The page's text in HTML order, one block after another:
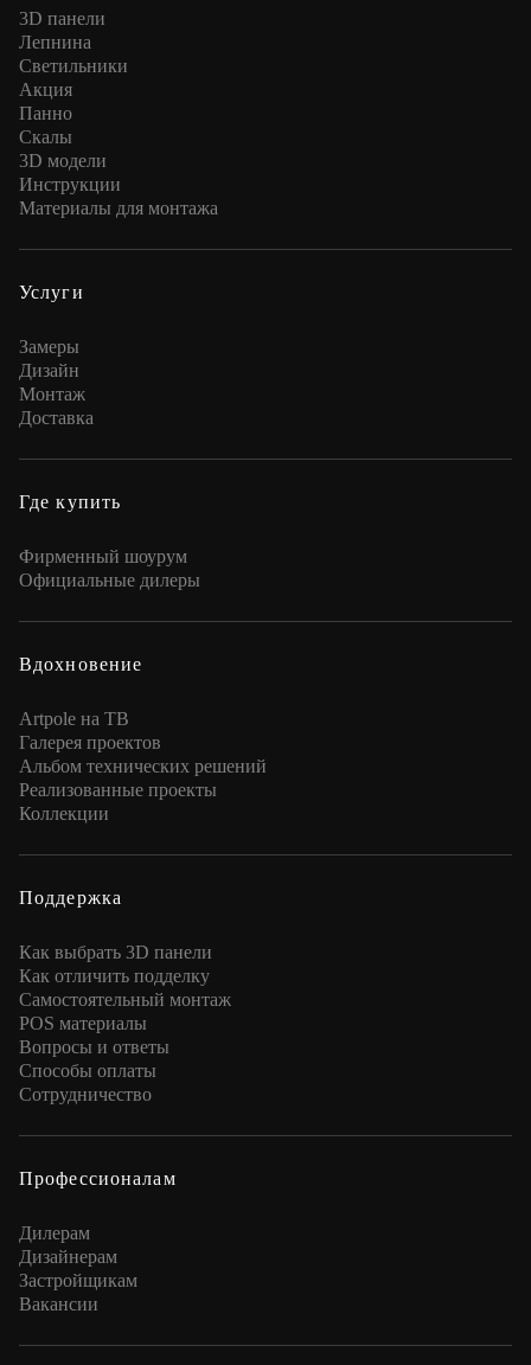
3D панели
Лепнина
Cветильники
Акция
Панно
Скалы
3D модели
Инструкции
Материалы для монтажа
Услуги
Замеры
Дизайн
Монтаж
Доставка
Где купить
Фирменный шоурум
Официальные дилеры
Вдохновение
Artpole на ТВ
Галерея проектов
Альбом технических решений
Реализованные проекты
Коллекции
Поддержка
Как выбрать 3D панели
Как отличить подделку
Самостоятельный монтаж
POS материалы
Вопросы и ответы
Способы оплаты
Сотрудничество
Профессионалам
Дилерам
Дизайнерам
Застройщикам
Вакансии